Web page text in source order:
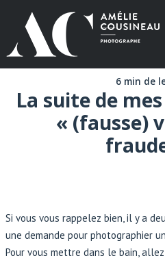
6 min de
La suite de
« (fausse)
Si vous vous rappelez bien, il y a
une demande pour photographier un
Pour vous mettre dans le bain,